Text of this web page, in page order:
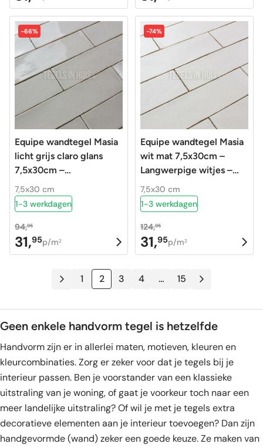
prijs
was:
94,95.
prijs
is:
31,95.
prijs
was:
94,95.
prijs
is:
31,95.
-66%
Equipe wandtegel Masia
licht grijs claro glans
7,5x30cm –
Langwerpige witjes –
20715
7,5x30 cm
1-3 werkdagen
94,95
Oorspronkelijke
prijs
31,95
Huidige
prijs
p/m2
-74%
Equipe wandtegel Masia
wit mat 7,5x30cm –
Langwerpige witjes –
20177
7,5x30 cm
1-3 werkdagen
124,95
Oorspronkelijke
prijs
31,95
Huidige
prijs
p/m2
1 2 3 4 … 15
Geen enkele handvorm tegel is hetzelfde
Handvorm zijn er in allerlei maten, motieven, kleuren en
kleurcombinaties. Zorg er zeker voor dat je tegels bij je
interieur passen. Ben je voorstander van een klassieke
uitstraling van je woning, of gaat je voorkeur toch naar een
meer landelijke uitstraling? Of wil je met je tegels extra
decoratieve elementen aan je interieur toevoegen? Dan zijn
handgevormde (wand) zeker een goede keuze. Ze maken van